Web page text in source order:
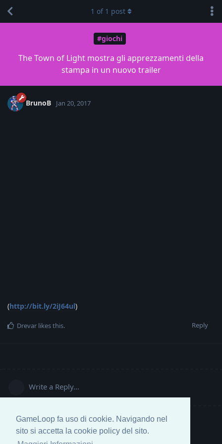
GameLoop fa uso di cookie. Navigando nel
sito si accetta la cookie policy del sito.
#giochi
The Town of Light mostra gli apprezzamenti della
stampa in un nuovo trailer
1 of 1 post
BrunoB Jan 20, 2017
(http://bit.ly/2iJ64ul)
Reply
Drevar likes this.
Write a Reply...